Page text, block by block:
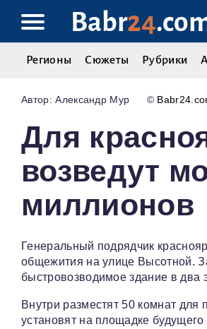
Babr24
Регионы Сюжеты Рубрики
Александр Мур ©
Для
возведут
миллионов
Генеральный подрядчик
общежития на улице Высотной.
быстровозводимое здание в два
Внутри разместят 50 комнат
установят на площадке будущего